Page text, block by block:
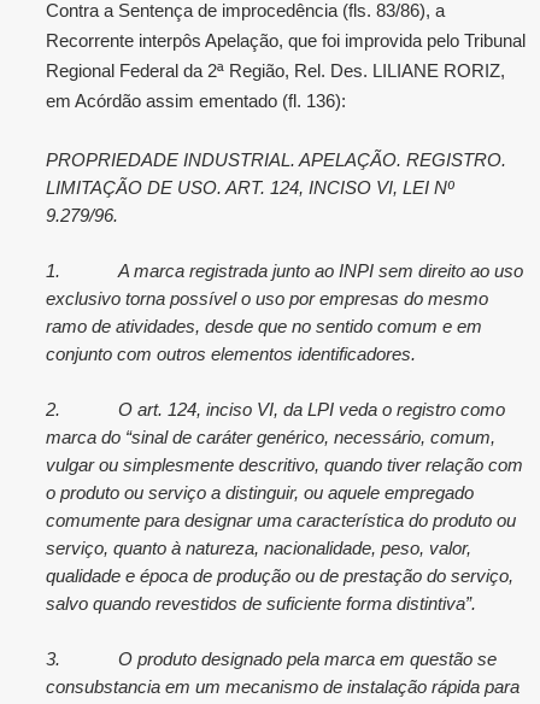
Contra a Sentença de improcedência (fls. 83/86), a
Recorrente interpôs Apelação, que foi improvida pelo Tribunal
Regional Federal da 2ª Região, Rel. Des. LILIANE RORIZ,
em Acórdão assim ementado (fl. 136):
PROPRIEDADE INDUSTRIAL. APELAÇÃO. REGISTRO.
LIMITAÇÃO DE USO. ART. 124, INCISO VI, LEI Nº
9.279/96.
1.
A marca registrada junto ao INPI sem direito ao uso
exclusivo torna possível o uso por empresas do mesmo
ramo de atividades, desde que no sentido comum e em
conjunto com outros elementos identificadores.
2.
O art. 124, inciso VI, da LPI veda o registro como
marca do “sinal de caráter genérico, necessário, comum,
vulgar ou simplesmente descritivo, quando tiver relação com
o produto ou serviço a distinguir, ou aquele empregado
comumente para designar uma característica do produto ou
serviço, quanto à natureza, nacionalidade, peso, valor,
qualidade e época de produção ou de prestação do serviço,
salvo quando revestidos de suficiente forma distintiva”.
3.
O produto designado pela marca em questão se
consubstancia em um mecanismo de instalação rápida para